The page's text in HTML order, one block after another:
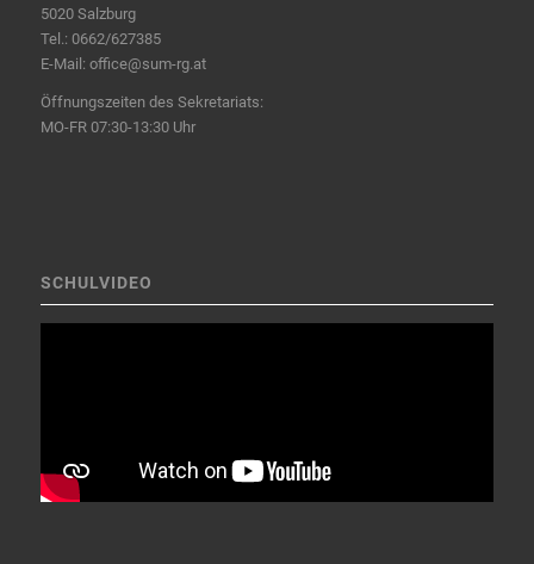
5020 Salzburg
Tel.: 0662/627385
E-Mail: office@sum-rg.at
Öffnungszeiten des Sekretariats:
MO-FR 07:30-13:30 Uhr
SCHULVIDEO